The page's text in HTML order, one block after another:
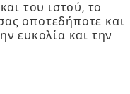
του ιστού, το
οποτεδήποτε και
ευκολία και την